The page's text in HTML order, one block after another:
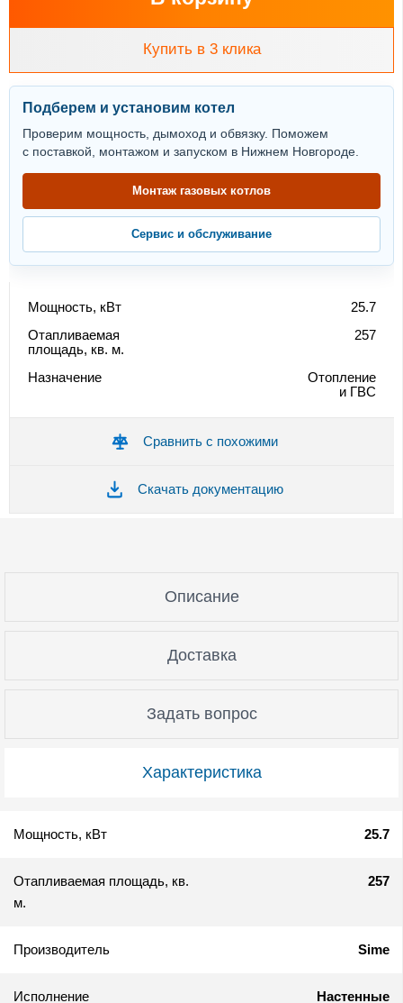
Купить в 3 клика
Подберем и установим котел
Проверим мощность, дымоход и обвязку. Поможем
с поставкой, монтажом и запуском в Нижнем Новгороде.
Монтаж газовых котлов
Сервис и обслуживание
Мощность, кВт
25.7
Отапливаемая
площадь, кв. м.
257
Назначение
Отопление
и ГВС
Сравнить с похожими
Скачать документацию
Характеристика
Описание
Доставка
Задать вопрос
Мощность, кВт 25.7
Отапливаемая площадь, кв.
м.
257
Производитель Sime
Исполнение Настенные